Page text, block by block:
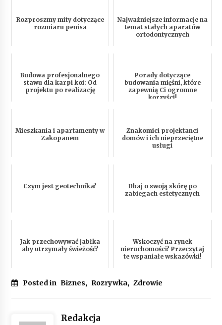
Rozproszmy mity dotyczące
rozmiaru penisa
Najważniejsze informacje na
temat stałych aparatów
ortodontycznych
Budowa profesjonalnego
stawu dla karpi koi: Od
projektu po realizację
Porady dotyczące
budowania mięśni, które
zapewnią Ci ogromne
korzyści!
Mieszkania i apartamenty w
Zakopanem
Znakomici projektanci
domów i ich nieprzeciętne
usługi
Czym jest geotechnika?
Dbaj o swoją skórę po
zabiegach estetycznych
Jak przechowywać jabłka
aby utrzymały świeżość?
Wskoczyć na rynek
nieruchomości? Przeczytaj
te wspaniałe wskazówki!
Posted in Biznes, Rozrywka, Zdrowie
Redakcja